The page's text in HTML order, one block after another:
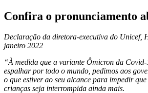
Confira o pronunciamento
Declaração da diretora-executiva do Unicef,
janeiro 2022
“À medida que a variante Ômicron da
espalhar por todo o mundo, pedimos aos
o que estiver ao seu alcance para impedir
crianças seja interrompida ainda mais.